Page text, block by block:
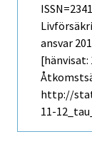
ansvar
[hänvisat:
http://
11-